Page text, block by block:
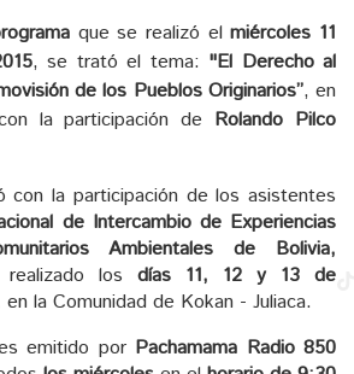
que se realizó elmiércoles 11
, se trató el tema: "El Derecho al
de los Pueblos Originarios”, en
la participación de Rolando Pilco
con la participación de los asistentes
de Intercambio de Experiencias
Ambientales de Bolivia,
los días 11, 12 y 13 de
en la Comunidad de Kokan - Juliaca.
emitido por Pachamama Radio 850